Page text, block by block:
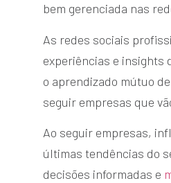
bem gerenciada nas
As redes sociais
experiências e insights
o aprendizado mútuo
seguir empresas que
Ao seguir empresas,
últimas tendências do
decisões informadas e